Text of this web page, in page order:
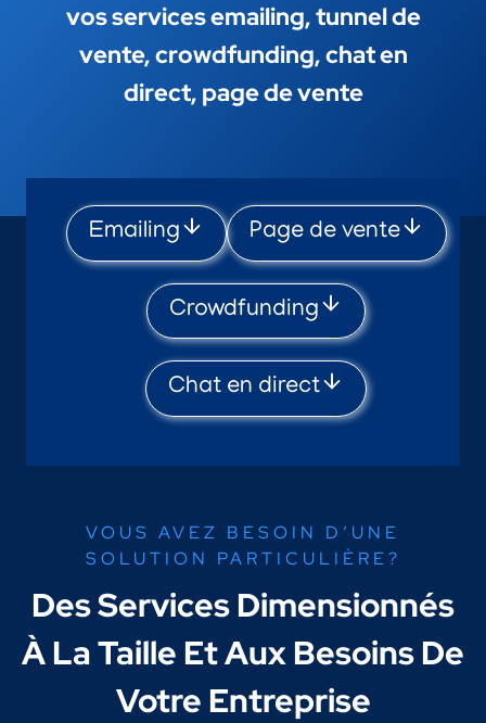
vos services emailing, tunnel de
vente, crowdfunding, chat en
direct, page de vente
Emailing Page de vente
Crowdfunding
Chat en direct
VOUS AVEZ BESOIN D’UNE
SOLUTION PARTICULIÈRE?
Des Services Dimensionnés
À La Taille Et Aux Besoins De
Votre Entreprise